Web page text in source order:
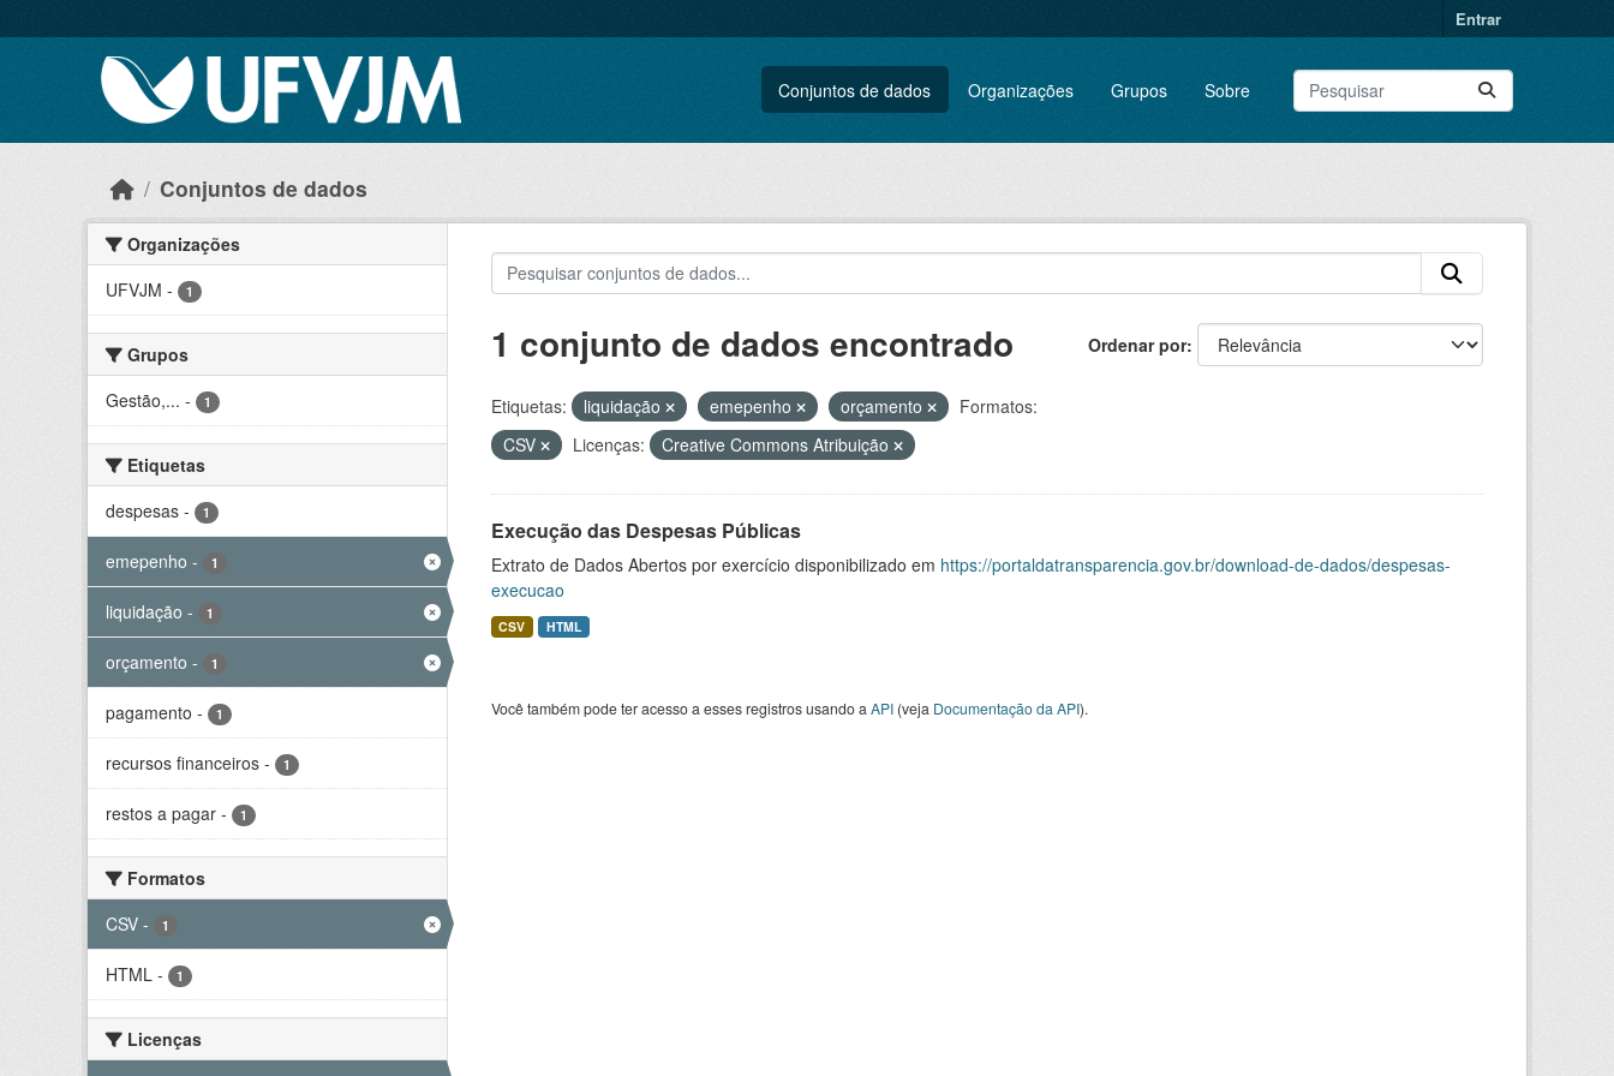
Entrar
Conjuntos de dados Organizações Grupos Sobre
Conjuntos de dados
Organizações
UFVJM - 1
Grupos
Gestão,... - 1
Etiquetas
despesas - 1
emepenho - 1
liquidação - 1
orçamento - 1
pagamento - 1
recursos financeiros - 1
restos a pagar - 1
Formatos
CSV - 1
HTML - 1
Licenças
Ordenar por
1 conjunto de dados encontrado
Etiquetas: liquidação emepenho orçamento
Formatos:
CSV
Licenças: Creative Commons Atribuição
Execução das Despesas Públicas
Extrato de Dados Abertos por exercício disponibilizado em https://portaldatransparencia.gov.br/download-de-dados/despesas-
execucao
CSV HTML
Você também pode ter acesso a esses registros usando a API(veja Documentação da API).